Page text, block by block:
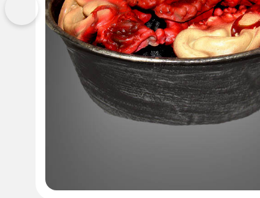
Vorherige